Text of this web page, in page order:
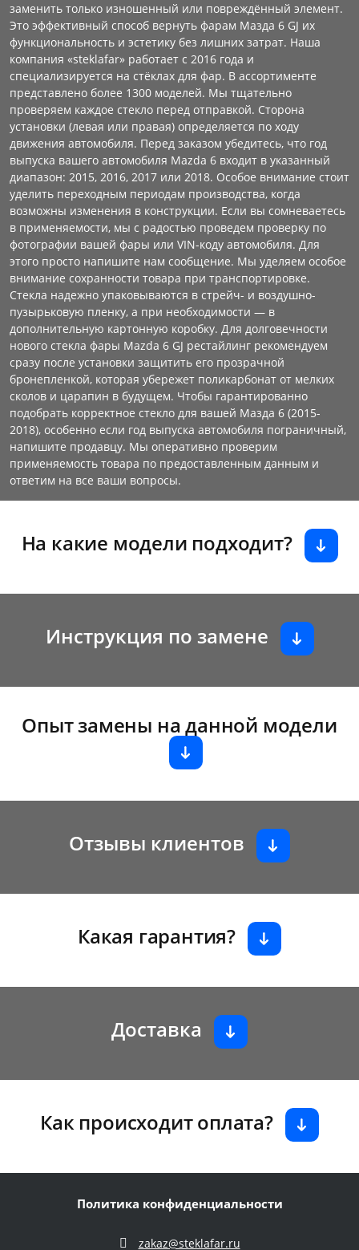
заменить только изношенный или повреждённый элемент.
Это эффективный способ вернуть фарам Мазда 6 GJ их
функциональность и эстетику без лишних затрат. Наша
компания «steklafar» работает с 2016 года и
специализируется на стёклах для фар. В ассортименте
представлено более 1300 моделей. Мы тщательно
проверяем каждое стекло перед отправкой. Сторона
установки (левая или правая) определяется по ходу
движения автомобиля. Перед заказом убедитесь, что год
выпуска вашего автомобиля Mazda 6 входит в указанный
диапазон: 2015, 2016, 2017 или 2018. Особое внимание стоит
уделить переходным периодам производства, когда
возможны изменения в конструкции. Если вы сомневаетесь
в применяемости, мы с радостью проведем проверку по
фотографии вашей фары или VIN-коду автомобиля. Для
этого просто напишите нам сообщение. Мы уделяем особое
внимание сохранности товара при транспортировке.
Стекла надежно упаковываются в стрейч- и воздушно-
пузырьковую пленку, а при необходимости — в
дополнительную картонную коробку. Для долговечности
нового стекла фары Mazda 6 GJ рестайлинг рекомендуем
сразу после установки защитить его прозрачной
бронепленкой, которая убережет поликарбонат от мелких
сколов и царапин в будущем. Чтобы гарантированно
подобрать корректное стекло для вашей Мазда 6 (2015-
2018), особенно если год выпуска автомобиля пограничный,
напишите продавцу. Мы оперативно проверим
применяемость товара по предоставленным данным и
ответим на все ваши вопросы.
На какие модели подходит?
Инструкция по замене
Опыт замены на данной модели
Отзывы клиентов
Какая гарантия?
Доставка
Как происходит оплата?
Политика конфиденциальности
zakaz@steklafar.ru